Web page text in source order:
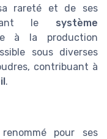
rareté et de ses
le système
à la production
sous diverses
contribuant à
.
pour ses